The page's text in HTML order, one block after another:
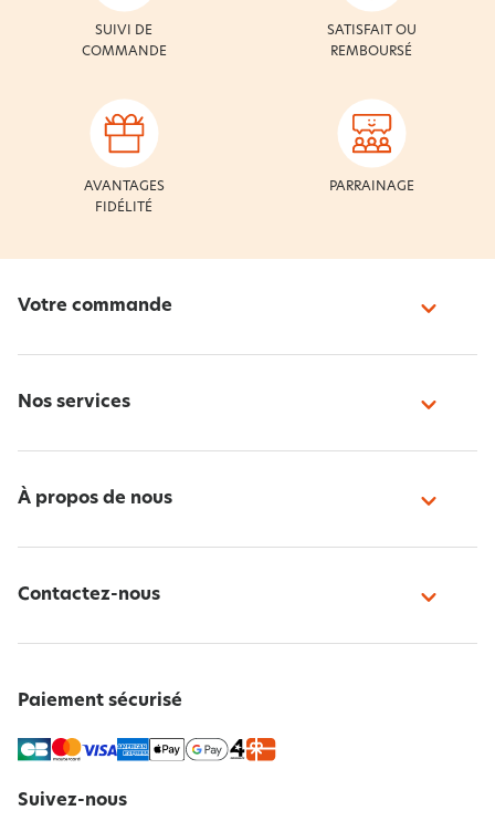
SUIVI DE
COMMANDE
SATISFAIT OU
REMBOURSÉ
AVANTAGES
FIDÉLITÉ
PARRAINAGE
Votre commande
Nos services
À propos de nous
Contactez-nous
Paiement sécurisé
Suivez-nous